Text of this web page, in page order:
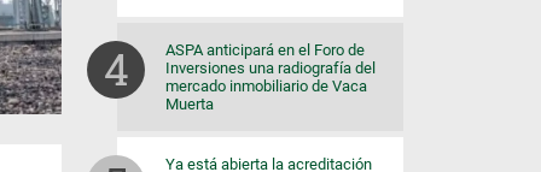
ASPA anticipará en el Foro de
Inversiones una radiografía del
mercado inmobiliario de Vaca
Muerta
Ya está abierta la acreditación